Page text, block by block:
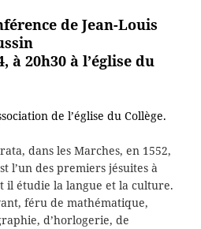
de Jean-Louis
à 20h30 à l’église du
de l’église du Collège.
dans les Marches, en 1552,
l’un des premiers jésuites à
il étudie la langue et la culture.
féru de mathématique,
d’horlogerie, de